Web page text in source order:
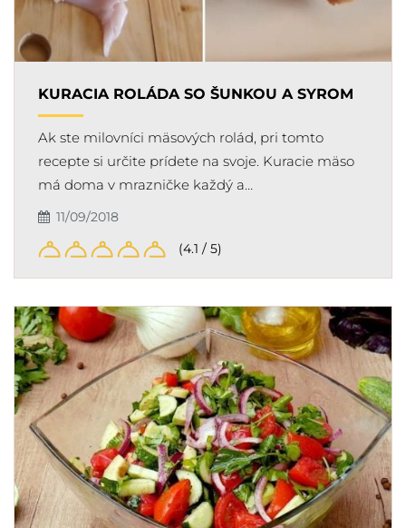
KURACIA ROLÁDA SO ŠUNKOU A SYROM
Ak ste milovníci mäsových rolád, pri tomto
recepte si určite prídete na svoje. Kuracie mäso
má doma v mrazničke každý a…
11/09/2018
(4.1 / 5)